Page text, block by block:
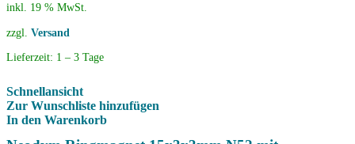
inkl. 19 % MwSt.
zzgl. Versand
Lieferzeit: 1 – 3 Tage
Schnellansicht
Zur Wunschliste hinzufügen
In den Warenkorb